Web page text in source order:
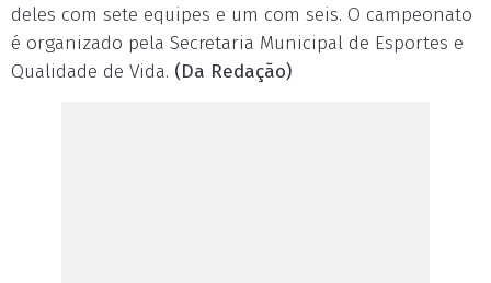
deles com sete equipes e um com seis. O campeonato
é organizado pela Secretaria Municipal de Esportes e
Qualidade de Vida. (Da Redação)